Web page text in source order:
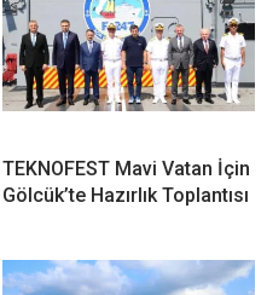
TEKNOFEST Mavi Vatan İçin
Gölcük’te Hazırlık Toplantısı